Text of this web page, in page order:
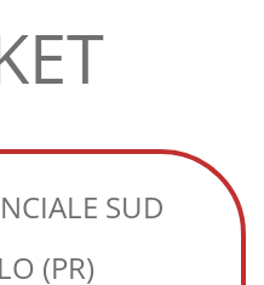
SUD
(PR)